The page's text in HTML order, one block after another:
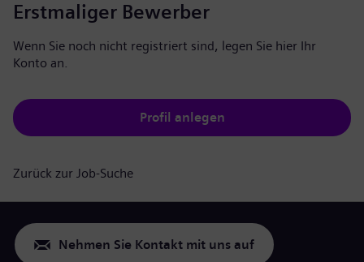
Erstmaliger Bewerber
Wenn Sie noch nicht registriert sind, legen Sie hier Ihr
Konto an.
Profil anlegen
Zurück zur Job-Suche
Nehmen Sie Kontakt mit uns auf